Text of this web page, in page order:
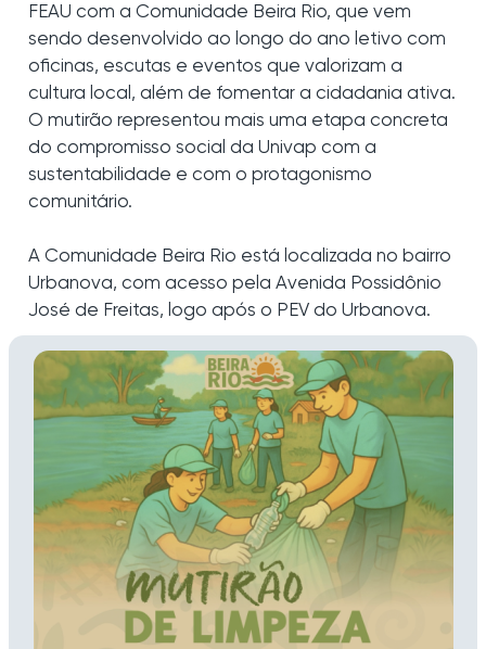
FEAU com a Comunidade Beira Rio, que vem
sendo desenvolvido ao longo do ano letivo com
oficinas, escutas e eventos que valorizam a
cultura local, além de fomentar a cidadania ativa.
O mutirão representou mais uma etapa concreta
do compromisso social da Univap com a
sustentabilidade e com o protagonismo
comunitário.
A Comunidade Beira Rio está localizada no bairro
Urbanova, com acesso pela Avenida Possidônio
José de Freitas, logo após o PEV do Urbanova.